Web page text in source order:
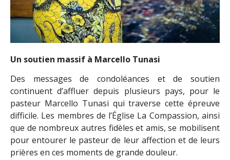
Un soutien massif à Marcello Tunasi
Des messages de condoléances et de soutien
continuent d’affluer depuis plusieurs pays, pour le
pasteur Marcello Tunasi qui traverse cette épreuve
difficile. Les membres de l’Église La Compassion, ainsi
que de nombreux autres fidèles et amis, se mobilisent
pour entourer le pasteur de leur affection et de leurs
prières en ces moments de grande douleur.